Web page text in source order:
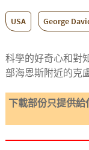
USA George
科學的好奇心和對
部海恩斯附近的克
下載部份只提供